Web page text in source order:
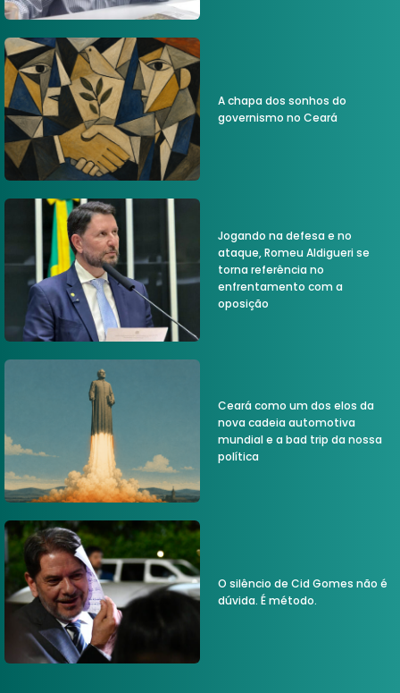
A chapa dos sonhos do
governismo no Ceará
Jogando na defesa e no
ataque, Romeu Aldigueri se
torna referência no
enfrentamento com a
oposição
Ceará como um dos elos da
nova cadeia automotiva
mundial e a bad trip da nossa
política
O silêncio de Cid Gomes não é
dúvida. É método.